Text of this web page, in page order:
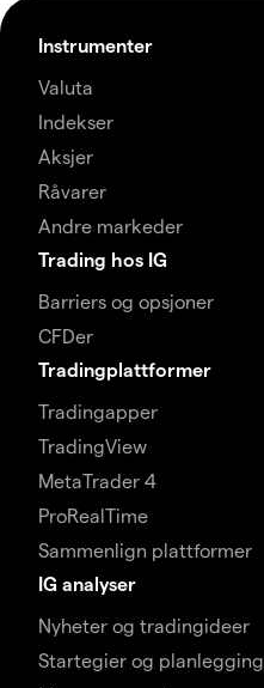
Instrumenter
Valuta
Indekser
Aksjer
Råvarer
Andre markeder
Trading hos IG
Barriers og opsjoner
CFDer
Tradingplattformer
Tradingapper
TradingView
MetaTrader 4
ProRealTime
Sammenlign plattformer
IG analyser
Nyheter og tradingideer
Startegier og planlegging